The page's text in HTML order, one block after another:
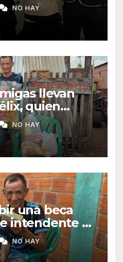
NO HAY
llevan
quien
para
NO HAY
una beca
intendente y
para
NO HAY